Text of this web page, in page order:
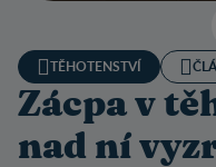
TĚHOTENSTVÍ
Zácpa v
nad ní